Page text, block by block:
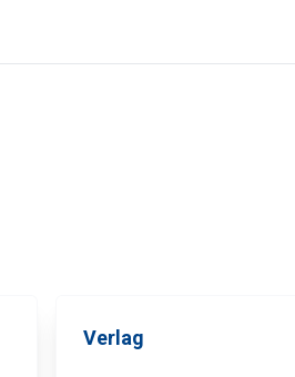
Verlag